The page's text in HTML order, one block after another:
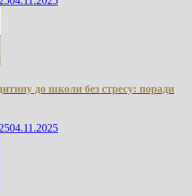
до школи без стресу: поради
04.11.2025